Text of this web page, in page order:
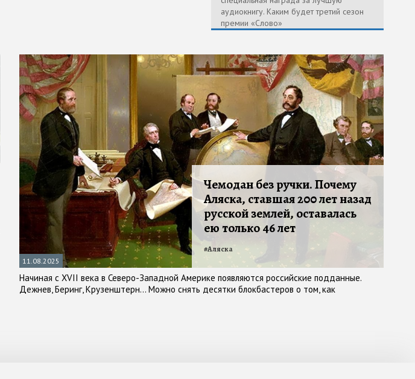
аудиокнигу. Каким будет третий сезон
премии «Слово»
11.08.2025
Чемодан без ручки. Почему
Аляска, ставшая 200 лет назад
русской землей, оставалась
ею только 46 лет
Начиная с XVII века в Северо-Западной Америке появляются российские подданные.
Дежнев, Беринг, Крузенштерн... Можно снять десятки блокбастеров о том, как
#Аляска